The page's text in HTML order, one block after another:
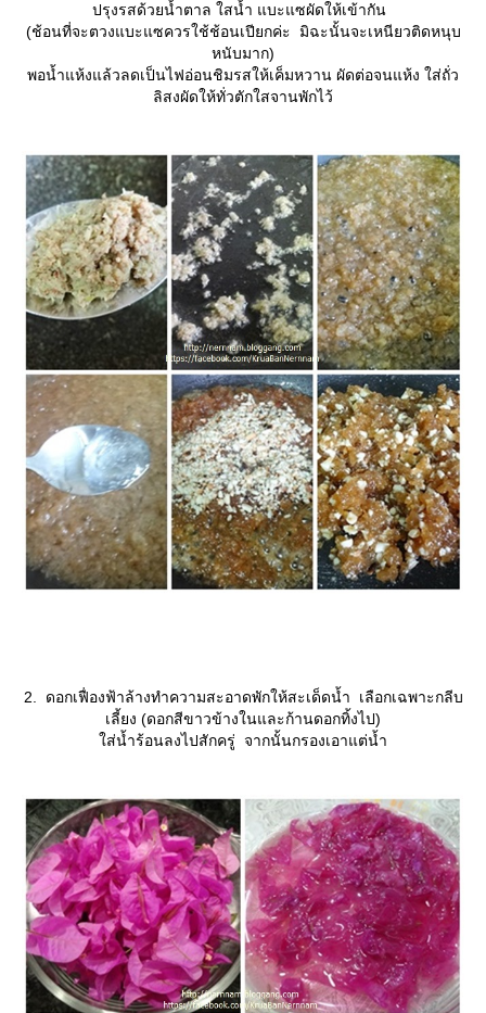
ปรุงรสด้วยน้ำตาล ใสน้ำ แบะแซผัดให้เข้ากัน
(ช้อนที่จะตวงแบะแซควรใช้ช้อนเปียกค่ะ มิฉะนั้นจะเหนียวติดหนุบ
หนับมาก)
พอน้ำแห้งแล้วลดเป็นไฟอ่อนชิมรสให้เค็มหวาน ผัดต่อจนแห้ง ใส่ถั่ว
ลิสงผัดให้ทั่วตักใสจานพักไว้
2. ดอกเฟื่องฟ้าล้างทำความสะอาดพักให้สะเด็ดน้ำ เลือกเฉพาะกลีบ
เลี้ยง (ดอกสีขาวข้างในและก้านดอกทิ้งไป)
ส่น้ำร้อนลงไปสักครู่ จากนั้นกรองเอาแต่น้ำ